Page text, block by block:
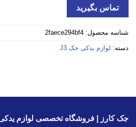
تماس بگیرید
شناسه محصول: 2faece294bf4
دسته: لوازم یدکی جک J3
جک کارز | فروشگاه تخصصی لوازم